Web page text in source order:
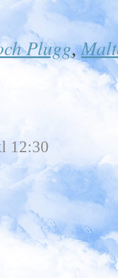
Plugg,
12:30